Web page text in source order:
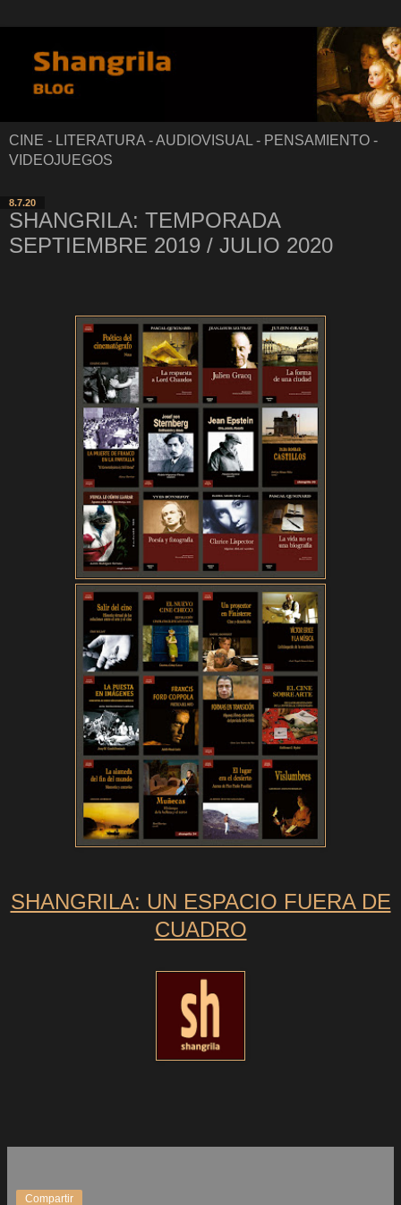
CINE - LITERATURA - AUDIOVISUAL - PENSAMIENTO -
VIDEOJUEGOS
8.7.20
SHANGRILA: TEMPORADA
SEPTIEMBRE 2019 / JULIO 2020
SHANGRILA: UN ESPACIO FUERA DE
CUADRO
Compartir